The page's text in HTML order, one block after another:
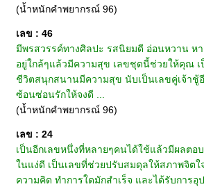
(น้ำหนักคำพยากรณ์ 96)
เลข : 46
มีพรสวรรค์ทางศิลปะ รสนิยมดี อ่อนหวาน หา
อยู่ใกล้ๆแล้วมีความสุข เลขชุดนี้ช่วยให้คุณ เ
ชีวิตสนุกสนานมีความสุข นับเป็นเลขคู่เจ้าชู้
ซ้อนซ่อนรักให้จงดี ...
(น้ำหนักคำพยากรณ์ 96)
เลข : 24
เป็นอีกเลขหนึ่งที่หลายๆคนได้ใช้แล้วมีผลตอ
ในแง่ดี เป็นเลขที่ช่วยปรับสมดุลให้สภาพจิต
ความคิด ทำการใดมักสำเร็จ และได้รับการ